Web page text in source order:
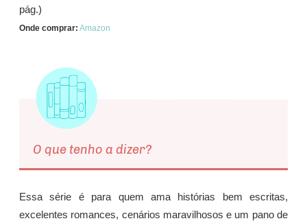
pág.)
Onde comprar: Amazon
O que tenho a dizer?
Essa série é para quem ama histórias bem escritas,
excelentes romances, cenários maravilhosos e um pano de